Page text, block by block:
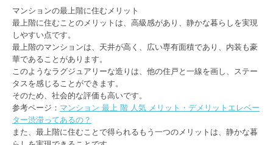
マンションの最上階に住むメリット
最上階に住むことのメリットは、高級感があり、静かな暮らしを実現
しやすい点です。
最上階のマンションは、天井が高く、広い専有面積であり、内装も豪
華であることがあります。
このようなラグジュアリーな造りは、他の住戸と一線を画し、ステー
タスを感じることができます。
そのため、社会的な評価も高いです。
参考ページ： マンション 最上 階 人気 メリット・デメリットエレベー
ター渋滞ってあるの？
また、最上階に住むことで得られるもう一つのメリットは、静かな暮